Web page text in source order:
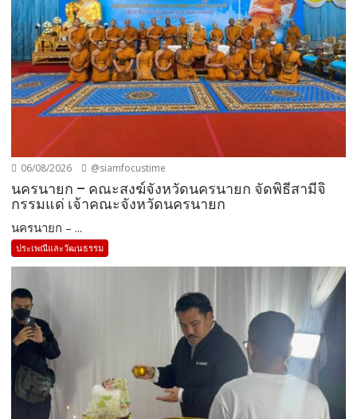
06/08/2026 @siamfocustime
นครนายก – คณะสงฆ์จังหวัดนครนายก จัดพิธีสามีจิ
กรรมแด่ เจ้าคณะจังหวัดนครนายก
นครนายก – ...
ประเพณีและวัฒนธรรม